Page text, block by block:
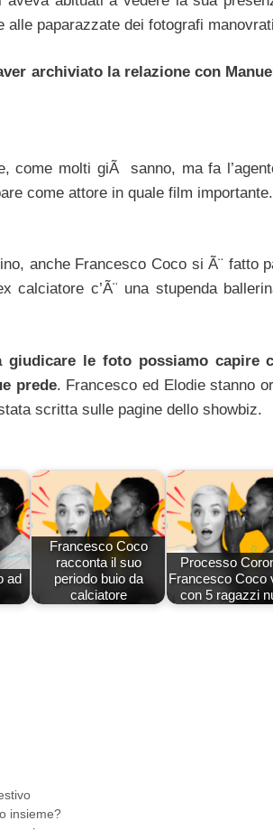
alle paparazzate dei fotografi
archiviato la relazione con
come molti giÃ sanno, ma fa
come attore in quale film importante.
anche Francesco Coco si Ã¨ fatto
calciatore c’Ã¨ una stupenda
le foto possiamo capire
prede. Francesco ed Elodie stanno
scritta sulle pagine dello showbiz.
ad
Francesco Coco
racconta il suo
periodo buio da
calciatore
Processo
Francesco Coco
con 5 ragazzi
insieme?